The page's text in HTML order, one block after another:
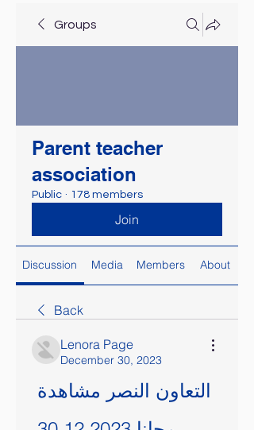
Groups
Parent teacher
association
Public · 178 members
Join
Discussion Media Members About
Back
Lenora Page
December 30, 2023